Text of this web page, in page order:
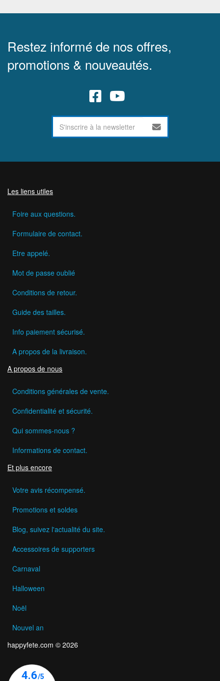
Restez informé de nos offres,
promotions & nouveautés.
Les liens utiles
Foire aux questions.
Formulaire de contact.
Etre appelé.
Mot de passe oublié
Conditions de retour.
Guide des tailles.
Info paiement sécurisé.
A propos de la livraison.
A propos de nous
Conditions générales de vente.
Confidentialité et sécurité.
Qui sommes-nous ?
Informations de contact.
Et plus encore
Votre avis récompensé.
Promotions et soldes
Blog, suivez l'actualité du site.
Accessoires de supporters
Carnaval
Halloween
Noël
Nouvel an
happyfete.com © 2026